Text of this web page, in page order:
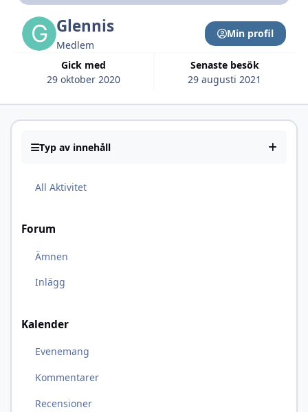
Glennis
Medlem
Gick med
29 oktober 2020
Senaste besök
29 augusti 2021
Min profil
Typ av innehåll
All Aktivitet
Forum
Ämnen
Inlägg
Kalender
Evenemang
Kommentarer
Recensioner